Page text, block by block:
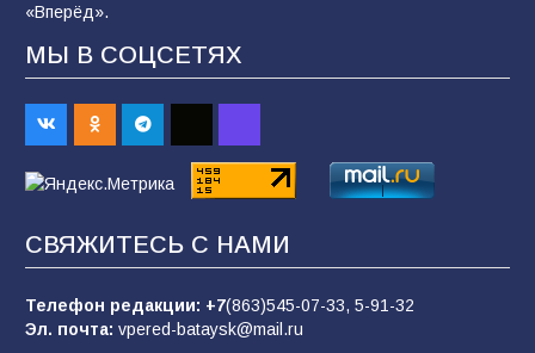
90
«Слухами Москву не возьмёшь»: почему
заявления Киева о мобилизации — это
отчаяние, а не разведка
83 02.08.2026
Батайчане вышли в финал Всероссийского
конкурса «Большая перемена»
62 04.08.2026
«Вперёд».
МЫ В СОЦСЕТЯХ
СВЯЖИТЕСЬ С НАМИ
Телефон редакции: +7(863)545-07-33, 5-91-32
Эл. почта: vpered-bataysk@mail.ru